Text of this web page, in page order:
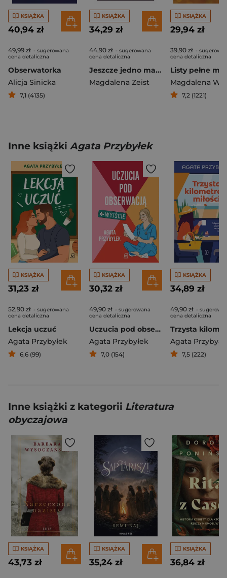
KSIĄŻKA
40,94 zł
49,99 zł - sugerowana
cena detaliczna
Obserwatorka
Alicja Sinicka
7,1 (4135)
KSIĄŻKA
34,29 zł
44,90 zł - sugerowana
cena detaliczna
Jeszcze jedno marzenie
Magdalena Zeist
KSIĄŻKA
29,94 zł
39,90 zł -
cena detaliczna
Listy pełne
7,2 (1221)
Inne książki Agata Przybyłek
KSIĄŻKA
31,23 zł
52,90 zł - sugerowana
cena detaliczna
Lekcja uczuć
Agata Przybyłek
6,6 (99)
KSIĄŻKA
30,32 zł
49,90 zł - sugerowana
cena detaliczna
Uczucia pod obserwacją
Agata Przybyłek
7,0 (154)
KSIĄŻKA
34,89 zł
49,90 zł -
cena detaliczna
Agata
7,5 (222)
Inne książki z kategorii Literatura
obyczajowa
KSIĄŻKA
43,73 zł
KSIĄŻKA
35,24 zł
KSIĄŻKA
36,84 zł